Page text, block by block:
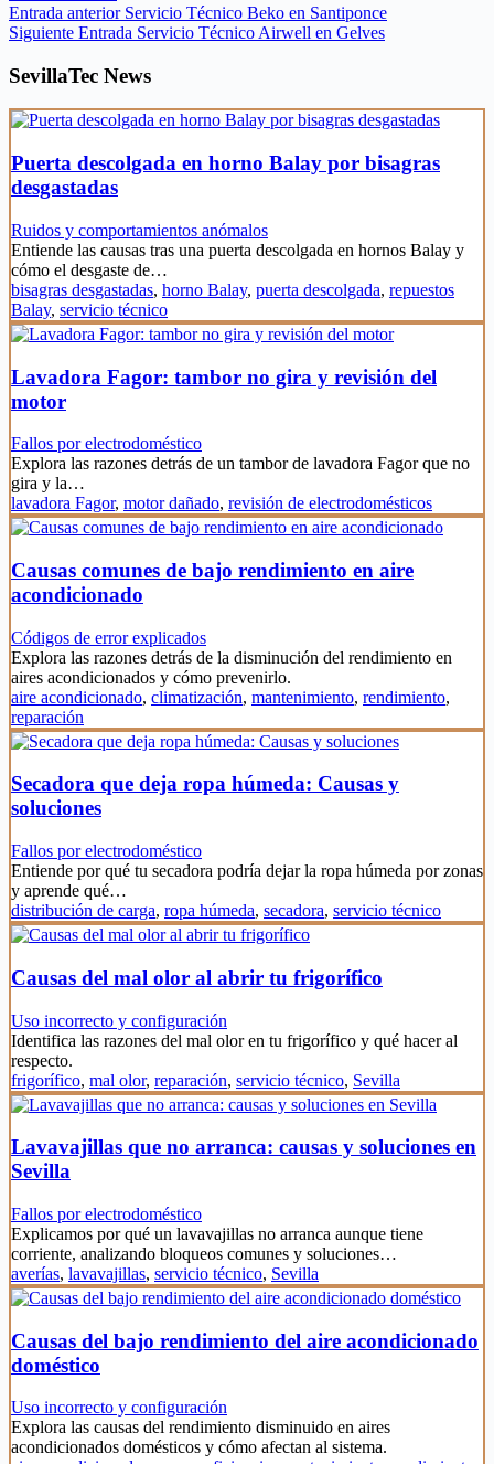
Entrada anterior Servicio Técnico Beko en Santiponce
Siguiente Entrada Servicio Técnico Airwell en Gelves
SevillaTec News
Puerta descolgada en horno Balay por bisagras
desgastadas
Ruidos y comportamientos anómalos
Entiende las causas tras una puerta descolgada en hornos Balay y
cómo el desgaste de…
bisagras desgastadas, horno Balay, puerta descolgada, repuestos
Balay, servicio técnico
Lavadora Fagor: tambor no gira y revisión del
motor
Fallos por electrodoméstico
Explora las razones detrás de un tambor de lavadora Fagor que no
gira y la…
lavadora Fagor, motor dañado, revisión de electrodomésticos
Causas comunes de bajo rendimiento en aire
acondicionado
Códigos de error explicados
Explora las razones detrás de la disminución del rendimiento en
aires acondicionados y cómo prevenirlo.
aire acondicionado, climatización, mantenimiento, rendimiento,
reparación
Secadora que deja ropa húmeda: Causas y
soluciones
Fallos por electrodoméstico
Entiende por qué tu secadora podría dejar la ropa húmeda por zonas
y aprende qué…
distribución de carga, ropa húmeda, secadora, servicio técnico
Causas del mal olor al abrir tu frigorífico
Uso incorrecto y configuración
Identifica las razones del mal olor en tu frigorífico y qué hacer al
respecto.
frigorífico, mal olor, reparación, servicio técnico, Sevilla
Lavavajillas que no arranca: causas y soluciones en
Sevilla
Fallos por electrodoméstico
Explicamos por qué un lavavajillas no arranca aunque tiene
corriente, analizando bloqueos comunes y soluciones…
averías, lavavajillas, servicio técnico, Sevilla
Causas del bajo rendimiento del aire acondicionado
doméstico
Uso incorrecto y configuración
Explora las causas del rendimiento disminuido en aires
acondicionados domésticos y cómo afectan al sistema.